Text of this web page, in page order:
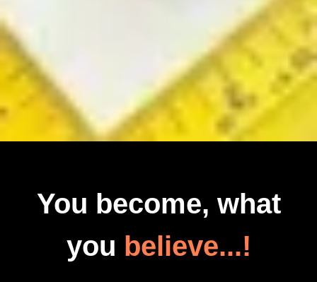
You become, what
you believe...!